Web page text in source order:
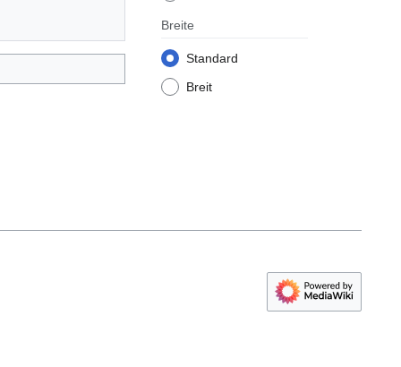
Breite
Standard
Breit